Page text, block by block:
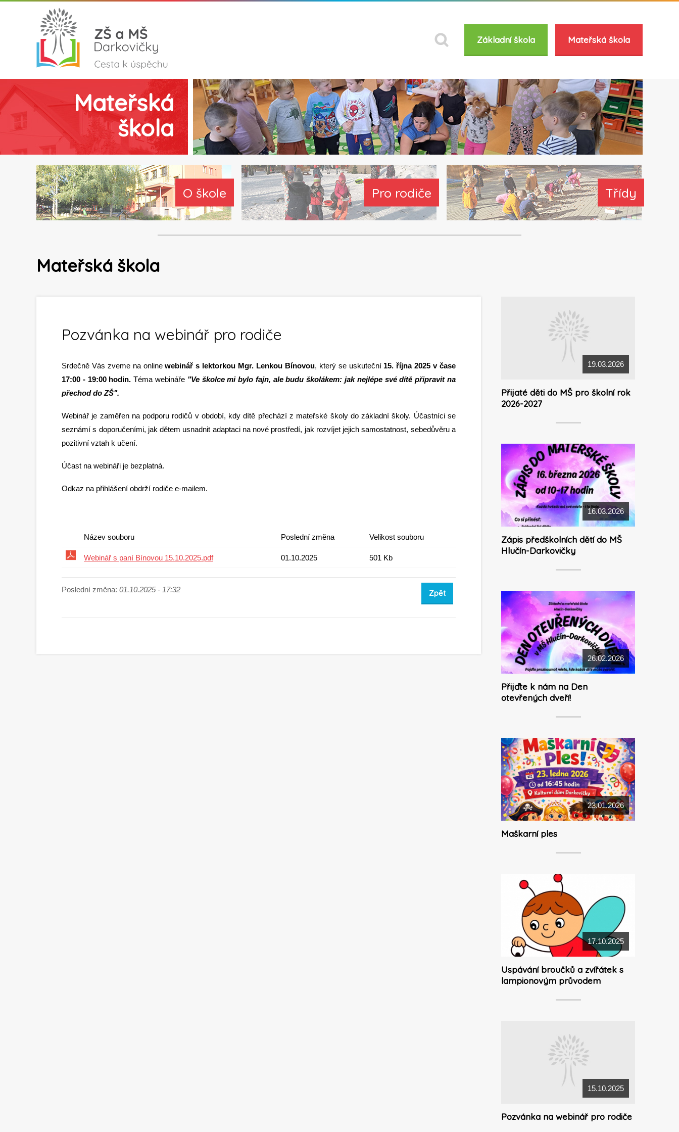
Základní škola Mateřská škola
Mateřská
škola
O škole Pro rodiče Třídy
Mateřská škola
Pozvánka na webinář pro rodiče
Srdečně Vás zveme na onlinewebinář s lektorkou Mgr. Lenkou Bínovou, který se uskuteční 15. října 2025 v čase
17:00 - 19:00 hodin. Téma webináře "Ve školce mi bylo fajn, ale budu školákem: jak nejlépe své dítě připravit na
přechod do ZŠ".
Webinář je zaměřen na podporu rodičů v období, kdy dítě přechází z mateřské školy do základní školy. Účastníci se
seznámí s doporučeními, jak dětem usnadnit adaptaci na nové prostředí, jak rozvíjet jejich samostatnost, sebedůvěru a
pozitivní vztah k učení.
Účast na webináři je bezplatná.
Odkaz na přihlášení obdrží rodiče e-mailem.
Název souboru Poslední změna Velikost souboru
Webinář s paní Bínovou 15.10.2025.pdf 01.10.2025 501 Kb
Poslední změna: 01.10.2025 - 17:32 Zpět
19.03.2026
Přijaté děti do MŠ pro školní rok
2026-2027
16.03.2026
Zápis předškolních dětí do MŠ
Hlučín-Darkovičky
26.02.2026
Přijďte k nám na Den
otevřených dveří!
23.01.2026
Maškarní ples
17.10.2025
Uspávání broučků a zvířátek s
lampionovým průvodem
15.10.2025
Pozvánka na webinář pro rodiče